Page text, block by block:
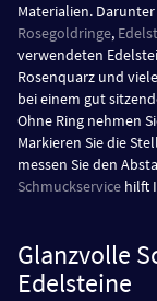
Materialien. Darunter
Rosegoldringe,
verwendeten
Rosenquarz und
bei einem gut
Ohne Ring nehmen
Markieren Sie die
messen Sie den
Schmuckservice hilft
Glanzvolle
Edelsteine